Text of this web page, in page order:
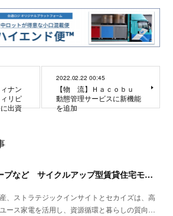
ナン
リピ
出資
2022.02.22 00:45
【物 流】Ｈａｃｏｂｕ
動態管理サービスに新機能
を追加
【環 境】京急グループなど サイクルアップ型賃貸住宅モデルの実証を開始
、ストラテジックインサイトとセカイズは、高
ース家電を活用し、資源循環と暮らしの質向…